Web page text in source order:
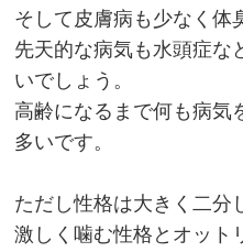
そして皮膚病も少なく体
先天的な病気も水頭症な
いでしょう。
高齢になるまで何も病気
多いです。
ただし性格は大きく二分
激しく噛む性格とオット